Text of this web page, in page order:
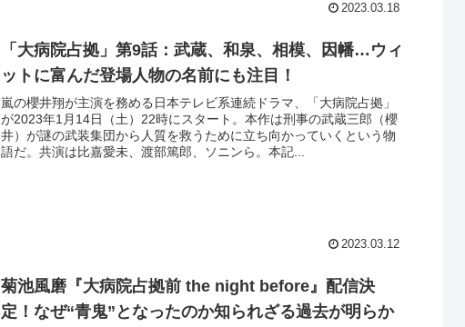
2023.03.18
「大病院占拠」第9話：武蔵、和泉、相模、因幡…ウィ
ットに富んだ登場人物の名前にも注目！
嵐の櫻井翔が主演を務める日本テレビ系連続ドラマ、「大病院占拠」
が2023年1月14日（土）22時にスタート。本作は刑事の武蔵三郎（櫻
井）が謎の武装集団から人質を救うために立ち向かっていくという物
語だ。共演は比嘉愛未、渡部篤郎、ソニンら。本記...
2023.03.12
菊池風磨『大病院占拠前 the night before』配信決
定！なぜ“青鬼”となったのか知られざる過去が明らか